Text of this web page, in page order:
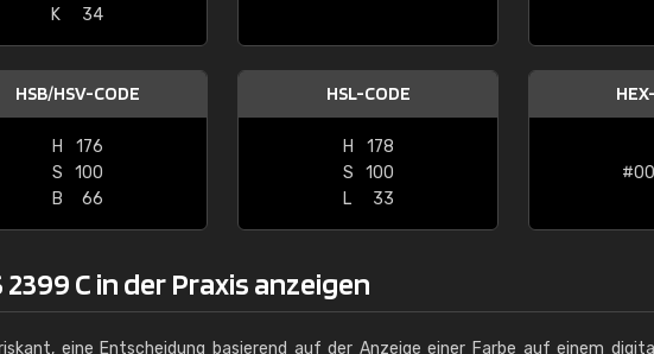
K
34
HSB/HSV-CODE
H
176
S
100
B
66
HSL-CODE
H
178
S
100
L
33
2399 C in der Praxis anzeigen
eine Entscheidung basierend auf der Anzeige einer Farbe auf einem